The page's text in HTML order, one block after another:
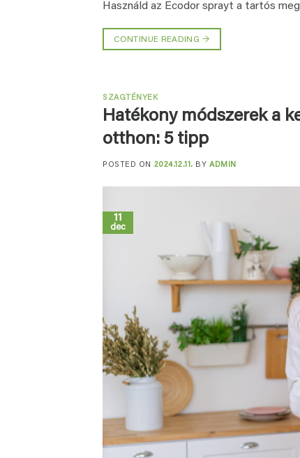
Használd az Ecodor sprayt a tartós
CONTINUE READING →
SZAGTÉNYEK
Hatékony módszerek a
otthon: 5 tipp
POSTED ON 2024.12.11. BYADMIN
11
dec